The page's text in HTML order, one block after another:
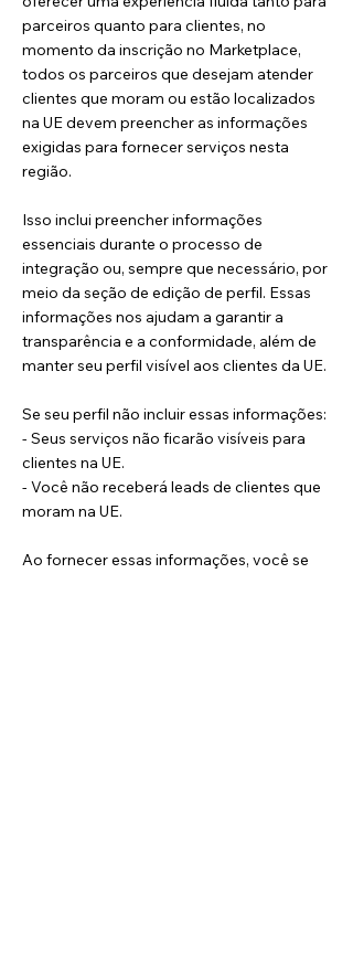
parceiros quanto para clientes, no
momento da inscrição no Marketplace,
todos os parceiros que desejam atender
clientes que moram ou estão localizados
na UE devem preencher as informações
exigidas para fornecer serviços nesta
região.
Isso inclui preencher informações
essenciais durante o processo de
integração ou, sempre que necessário, por
meio da seção de edição de perfil. Essas
informações nos ajudam a garantir a
transparência e a conformidade, além de
manter seu perfil visível aos clientes da UE.
Se seu perfil não incluir essas informações:
- Seus serviços não ficarão visíveis para
clientes na UE.
- Você não receberá leads de clientes que
moram na UE.
Ao fornecer essas informações, você se